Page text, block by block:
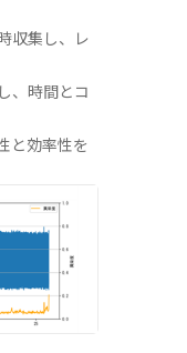
収集し、レ
、時間とコ
と効率性を